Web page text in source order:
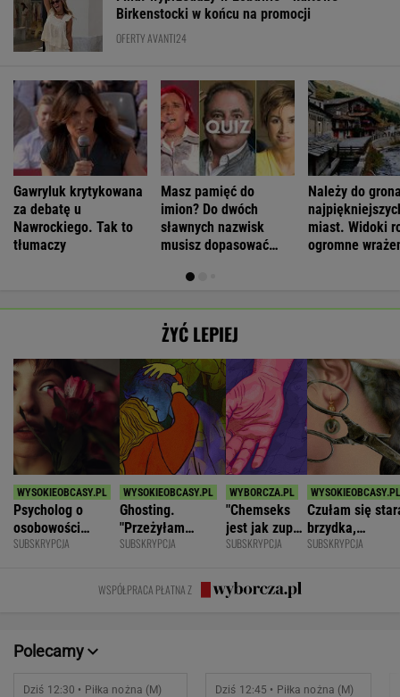
Birkenstocki w końcu na promocji
OFERTY AVANTI24
Gawryluk krytykowana
za debatę u
Nawrockiego. Tak to
tłumaczy
Masz pamięć do
imion? Do dwóch
sławnych nazwisk
musisz dopasować
Należy do
miast. Widoki
ogromne
ŻYĆ LEPIEJ
Psycholog o
osobowości
narcystycznej:
albo do niczego
SUBSKRYPCJA
Ghosting.
"Przeżyłam
najpiękniejszy
mnie i znikł"
SUBSKRYPCJA
"Chemseks
jest jak zupa.
Nażresz się,
znów jesteś
głodny"
SUBSKRYPCJA
Czułam się
brzydka,
niepotrzebna.
SUBSKRYPCJA
WSPÓŁPRACA PŁATNA Z
Polecamy
Dziś 12:30 • Piłka nożna (M) Dziś 12:45 • Piłka nożna (M)